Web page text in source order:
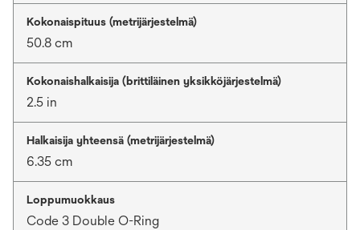
Kokonaispituus (metrijärjestelmä)
50.8 cm
Kokonaishalkaisija (brittiläinen yksikköjärjestelmä)
2.5 in
Halkaisija yhteensä (metrijärjestelmä)
6.35 cm
Loppumuokkaus
Code 3 Double O-Ring